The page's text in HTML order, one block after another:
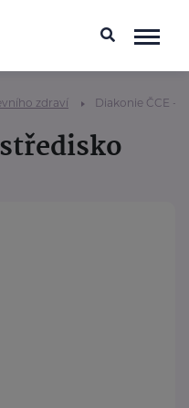
zdraví Diakonie ČCE -